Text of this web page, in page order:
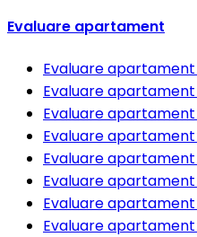
Evaluare apartament
Evaluare apartament
Evaluare apartament
Evaluare apartament
Evaluare apartament
Evaluare apartament
Evaluare apartament
Evaluare apartament
Evaluare apartament